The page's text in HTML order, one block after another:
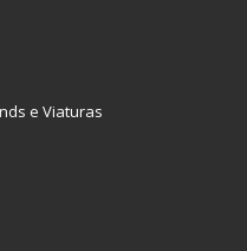
e Viaturas